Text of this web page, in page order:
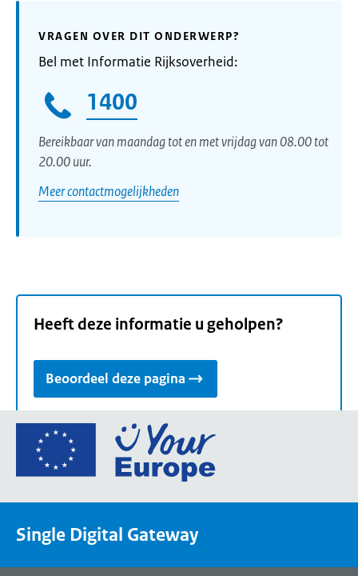
VRAGEN OVER DIT ONDERWERP?
Bel met Informatie Rijksoverheid:
1400
Bereikbaar van maandag tot en met vrijdag van 08.00 tot
20.00 uur.
Meer contactmogelijkheden
Heeft deze informatie u geholpen?
Beoordeel deze pagina
Ga
de
een
Single Digital Gateway